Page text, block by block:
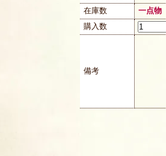
在庫数
一点物
購入数
備考